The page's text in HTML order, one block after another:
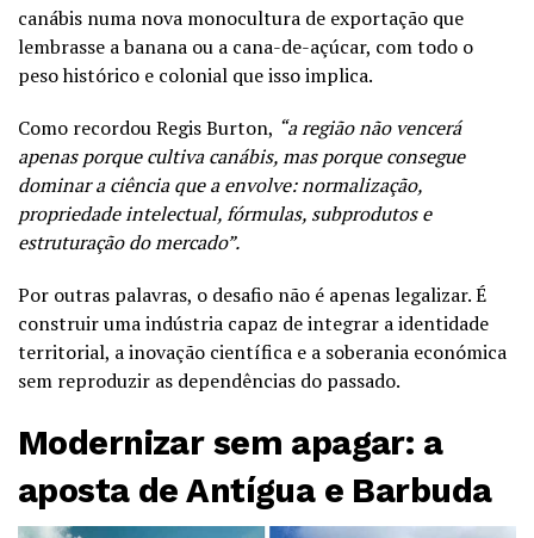
canábis numa nova monocultura de exportação que
lembrasse a banana ou a cana-de-açúcar, com todo o
peso histórico e colonial que isso implica.
Como recordou Regis Burton, “a região não vencerá
apenas porque cultiva canábis, mas porque consegue
dominar a ciência que a envolve: normalização,
propriedade intelectual, fórmulas, subprodutos e
estruturação do mercado”.
Por outras palavras, o desafio não é apenas legalizar. É
construir uma indústria capaz de integrar a identidade
territorial, a inovação científica e a soberania económica
sem reproduzir as dependências do passado.
Modernizar sem apagar: a
aposta de Antígua e Barbuda